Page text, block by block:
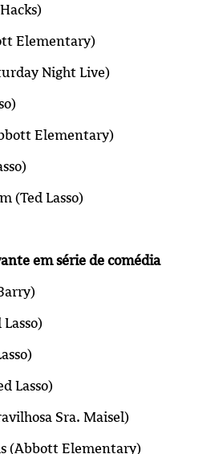
Hacks)
Elementary)
Night Live)
)
Elementary)
)
(Ted Lasso)
em série de comédia
Lasso)
)
Lasso)
Sra. Maisel)
(Abbott Elementary)